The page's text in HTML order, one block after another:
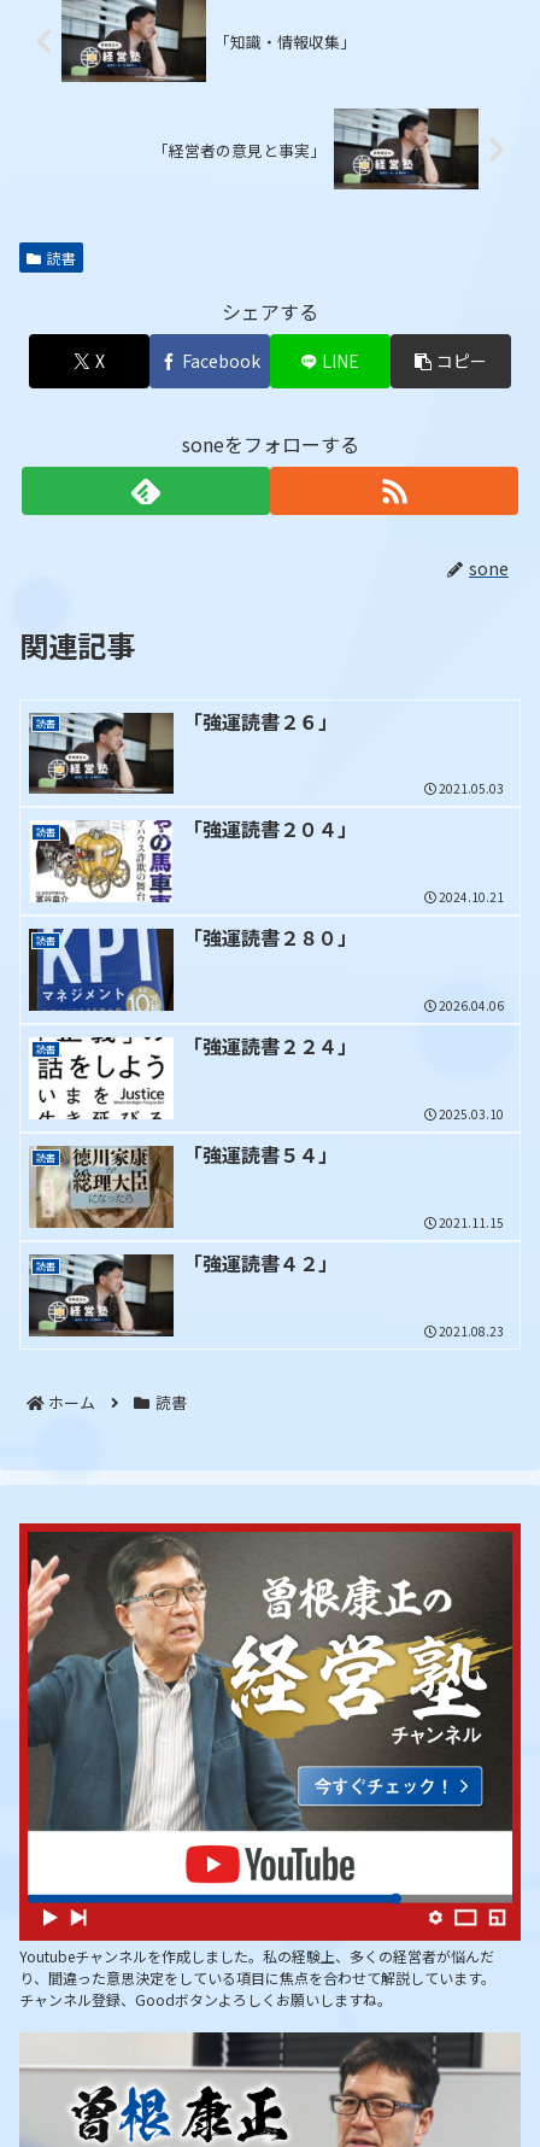
「知識・情報収集」
「経営者の意見と事実」
読書
シェアする
X Facebook LINE コピー
soneをフォローする
sone
関連記事
読書 「強運読書２６」
2021.05.03
読書 「強運読書２０４」
2024.10.21
読書 「強運読書２８０」
2026.04.06
読書 「強運読書２２４」
2025.03.10
読書 「強運読書５４」
2021.11.15
読書 「強運読書４２」
2021.08.23
ホーム 読書
Youtubeチャンネルを作成しました。私の経験上、多くの経営者が悩んだ
り、間違った意思決定をしている項目に焦点を合わせて解説しています。
チャンネル登録、Goodボタンよろしくお願いしますね。